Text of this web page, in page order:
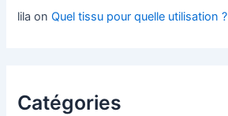
lila onQuel tissu pour quelle utilisation ?
Catégories